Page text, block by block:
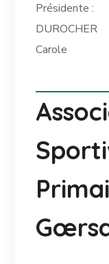
Présidente :
DUROCHER
Carole